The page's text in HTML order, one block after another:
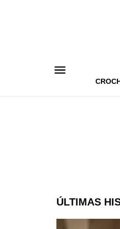
ÚLTIMAS